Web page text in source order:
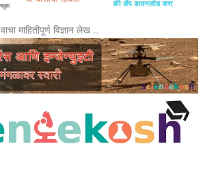
वाचा माहितीपूर्ण विज्ञान लेख …